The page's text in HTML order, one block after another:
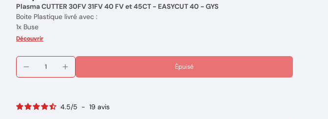
Plasma CUTTER 30FV 31FV 40 FV et 45CT - EASYCUT 40 - GYS
Boite Plastique livré avec :
1x Buse
1x Diffuseurs
3x Electrodes
Marque : GYS
Réference: 039957
Découvrir
Épuisé
4.5/5 - 19 avis